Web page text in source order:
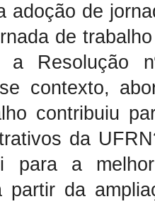
adoção de
de
Resolução
contexto,
contribuiu
da
para a
partir da